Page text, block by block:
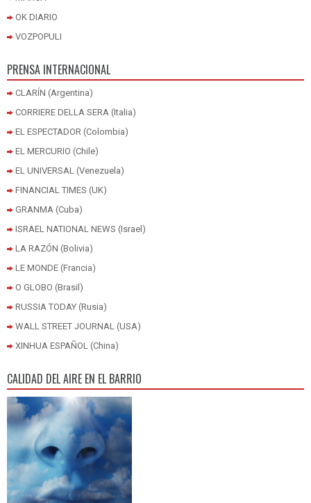
OK DIARIO
VOZPOPULI
PRENSA INTERNACIONAL
CLARÍN (Argentina)
CORRIERE DELLA SERA (Italia)
EL ESPECTADOR (Colombia)
EL MERCURIO (Chile)
EL UNIVERSAL (Venezuela)
FINANCIAL TIMES (UK)
GRANMA (Cuba)
ISRAEL NATIONAL NEWS (Israel)
LA RAZÓN (Bolivia)
LE MONDE (Francia)
O GLOBO (Brasil)
RUSSIA TODAY (Rusia)
WALL STREET JOURNAL (USA)
XINHUA ESPAÑOL (China)
CALIDAD DEL AIRE EN EL BARRIO